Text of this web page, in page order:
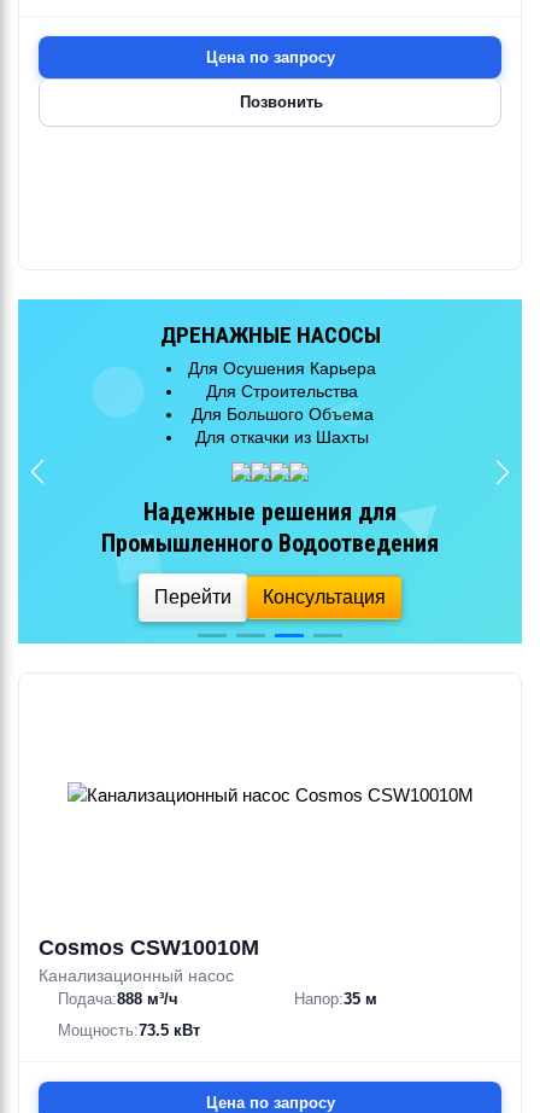
Цена по запросу
Позвонить
ДРЕНАЖНЫЕ НАСОСЫ
Для Осушения Карьера
Для Строительства
Для Большого Объема
Для откачки из Шахты
Надежные решения для
Промышленного Водоотведения
Перейти Консультация
Cosmos CSW10010M
Канализационный насос
Подача:888 м³/ч Напор:35 м
Мощность:73.5 кВт
Цена по запросу